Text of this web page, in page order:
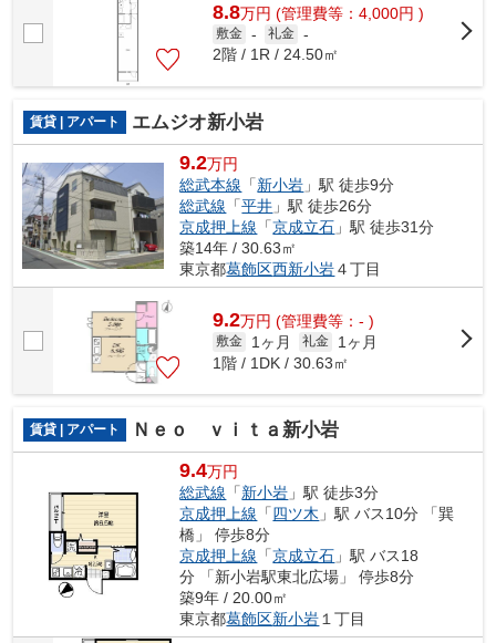
8.8万円 (管理費等：4,000円 )
敷金 - 礼金 -
2階 / 1R / 24.50㎡
賃貸 | アパート エムジオ新小岩
9.2万円
総武本線 「新小岩 」駅 徒歩9分
総武線 「平井 」駅 徒歩26分
京成押上線 「京成立石 」駅 徒歩31分
築14年 / 30.63㎡
東京都葛飾区西新小岩４丁目
9.2万円 (管理費等：- )
敷金 1ヶ月 礼金
1ヶ月
1階 / 1DK / 30.63㎡
賃貸 | アパート Ｎｅｏ ｖｉｔａ新小岩
9.4万円
総武線 「新小岩 」駅 徒歩3分
京成押上線 「四ツ木 」駅 バス10分 「巽
橋」 停歩8分
京成押上線 「京成立石 」駅 バス18
分 「新小岩駅東北広場」 停歩8分
築9年 / 20.00㎡
東京都葛飾区新小岩 １丁目